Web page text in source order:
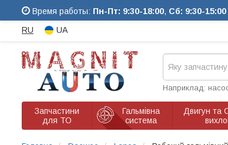
Время работы: Пн-Пт: 9:30-18:00, Сб: 9:30-15:00
RU UA
Наприклад:
Запчастини
для ТО
Гальмівна
система
Двигун та